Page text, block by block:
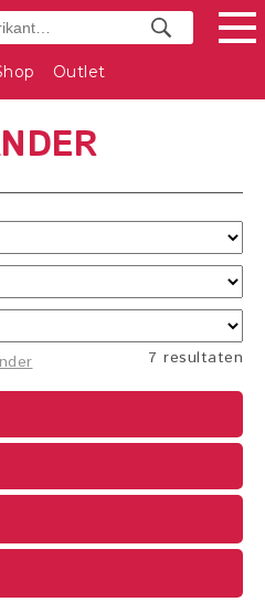
Outlet
7 resultaten